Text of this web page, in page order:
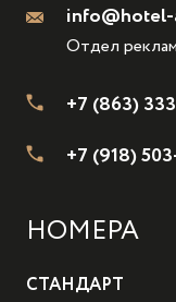
Отдел
+7 (863)
+7 (918)
НОМЕРА
СТАНДАРТ